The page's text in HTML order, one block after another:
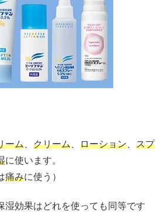
ーム クリーム ローション
スプ
に使います。
痛みに使う）
湿効果はどれを使っても同等です